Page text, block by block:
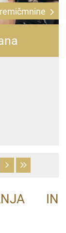
IN